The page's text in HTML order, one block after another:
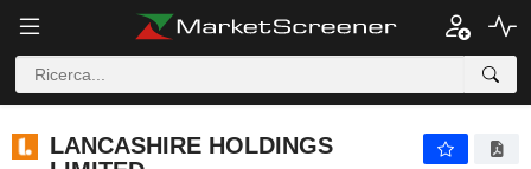
LANCASHIRE HOLDINGS